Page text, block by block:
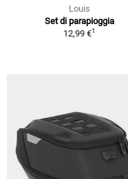
Louis
Set di parapioggia
12,99 €1